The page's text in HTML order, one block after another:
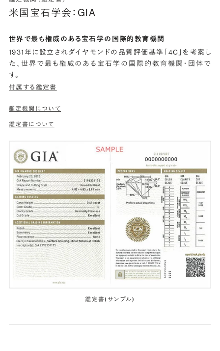
米国宝石学会：GIA
世界で最も権威のある宝石学の国際的教育機関
1931年に設立されダイヤモンドの品質評価基準「4C」を考案し
た、世界で最も権威のある宝石学の国際的教育機関・団体で
す。
付属する鑑定書
鑑定機関について
鑑定書について
鑑定書(サンプル)